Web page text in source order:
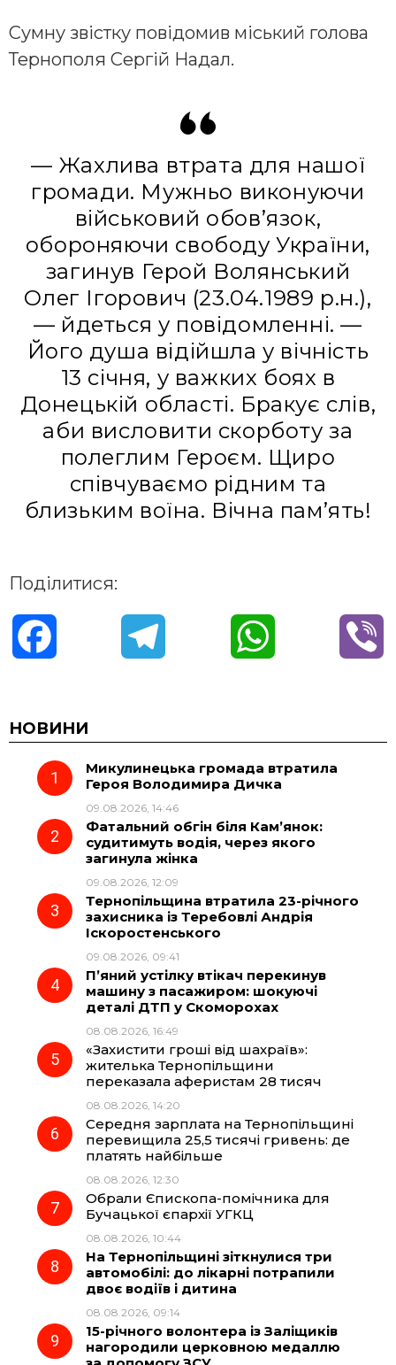
Сумну звістку повідомив міський голова
Тернополя Сергій Надал.
— Жахлива втрата для нашої
громади. Мужньо виконуючи
військовий обов’язок,
обороняючи свободу України,
загинув Герой Волянський
Олег Ігорович (23.04.1989 р.н.),
— йдеться у повідомленні. —
Його душа відійшла у вічність
13 січня, у важких боях в
Донецькій області. Бракує слів,
аби висловити скорботу за
полеглим Героєм. Щиро
співчуваємо рідним та
близьким воїна. Вічна пам’ять!
Поділитися:
c
e
o
o
e
g
r
a
t
p
НОВИНИ
Микулинецька громада втратила
Героя Володимира Дичка
09.08.2026, 14:46
Фатальний обгін біля Кам’янок:
судитимуть водія, через якого
загинула жінка
09.08.2026, 12:09
Тернопільщина втратила 23-річного
захисника із Теребовлі Андрія
Іскоростенського
09.08.2026, 09:41
П’яний устілку втікач перекинув
машину з пасажиром: шокуючі
деталі ДТП у Скоморохах
08.08.2026, 16:49
«Захистити гроші від шахраїв»:
жителька Тернопільщини
переказала аферистам 28 тисяч
08.08.2026, 14:20
Середня зарплата на Тернопільщині
перевищила 25,5 тисячі гривень: де
платять найбільше
08.08.2026, 12:30
Обрали Єпископа-помічника для
Бучацької єпархії УГКЦ
08.08.2026, 10:44
На Тернопільщині зіткнулися три
автомобілі: до лікарні потрапили
двоє водіїв і дитина
08.08.2026, 09:14
15-річного волонтера із Заліщиків
нагородили церковною медаллю